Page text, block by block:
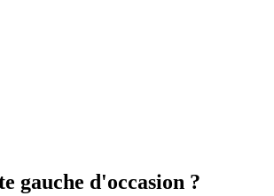
gauche d'occasion ?